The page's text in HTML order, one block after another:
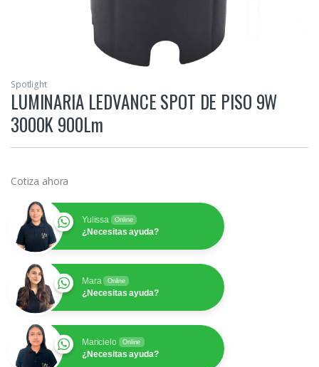
Spotlight
LUMINARIA LEDVANCE SPOT DE PISO 9W
3000K 900Lm
Cotiza ahora
Yulissa Online
¿Necesitas ayuda?
Mara Online
¿Necesitas ayuda?
Maricielo Online
¿Necesitas ayuda?